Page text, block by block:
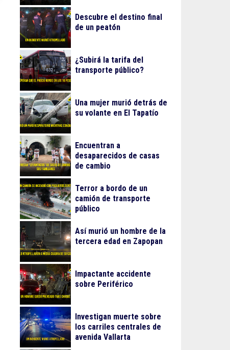
Descubre el destino final
de un peatón
¿Subirá la tarifa del
transporte público?
Una mujer murió detrás de
su volante en El Tapatío
Encuentran a
desaparecidos de casas
de cambio
Terror a bordo de un
camión de transporte
público
Así murió un hombre de la
tercera edad en Zapopan
Impactante accidente
sobre Periférico
Investigan muerte sobre
los carriles centrales de
avenida Vallarta